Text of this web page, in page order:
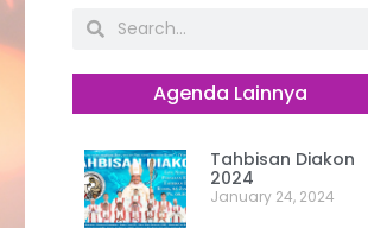
Agenda Lainnya
Tahbisan Diakon
2024
January 24, 2024